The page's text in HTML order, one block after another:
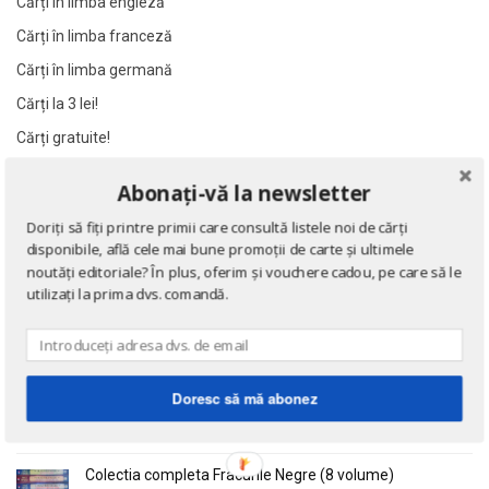
Al. Alexianu
Al. Caprariu
Al. Dumitrescu
Al. Philippide
Alain Besancon
Alain Bombard
Alain Danielou
Alain Lallemand
Alain Lesage
Alain Manevy
Alan Butler
Al. Alexianu
Al. Caprariu
Al. Dumitrescu
Al. Philippide
Alain Besancon
Alain Bombard
Alain Danielou
Alain Lallemand
Alain Lesage
Alain Manevy
Alan Butler
Cărți în limba franceză
Cărți în limba germană
Cărți la 3 lei!
Cărți gratuite!
Eseuri
de Emil Cioran
Colectia completa Fracurile Negre (8 volume)
Abonați-vă la newsletter
Doriți să fiți printre primii care consultă listele noi de cărți
disponibile, află cele mai bune promoții de carte și ultimele
noutăți editoriale? În plus, oferim și vouchere cadou, pe care să le
utilizați la prima dvs. comandă.
Doresc să mă abonez